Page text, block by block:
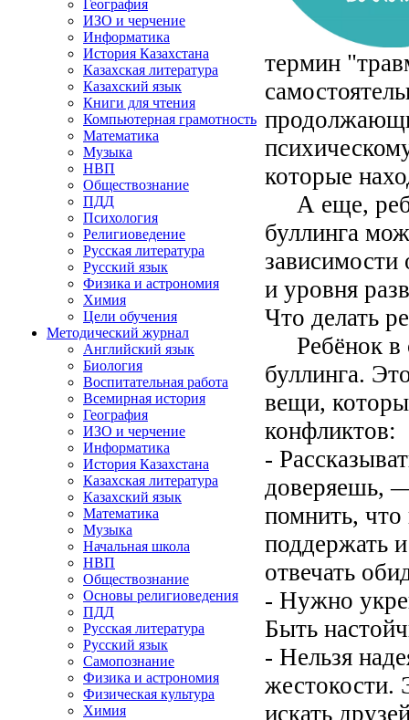
География
ИЗО и черчение
Информатика
История Казахстана
Казахская литература
Казахский язык
Книги для чтения
Компьютерная грамотность
Математика
Музыка
НВП
Обществознание
ПДД
Психология
Религиоведение
Русская литература
Русский язык
Физика и астрономия
Химия
Цели обучения
Методический журнал
Английский язык
Биология
Воспитательная работа
Всемирная история
География
ИЗО и черчение
Информатика
История Казахстана
Казахская литература
Казахский язык
Математика
Музыка
Начальная школа
НВП
Обществознание
Основы религиоведения
ПДД
Русская литература
Русский язык
Самопознание
Физика и астрономия
Физическая культура
Химия
термин
которые
А еще,
буллинга
зависимости
и уровня
Что делать
Ребёнок в
буллинга.
вещи,
конфликтов:
-
доверяешь,
помнить, что
поддержать
отвечать
- Нужно
Быть
- Нельзя
жестокости.
искать